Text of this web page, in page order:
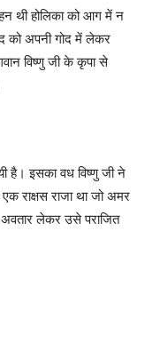
थी होलिका को आग में न
को अपनी गोद में लेकर
विष्णु जी के कृपा से
है। इसका वध विष्णु जी ने
राक्षस राजा था जो अमर
अवतार लेकर उसे पराजित